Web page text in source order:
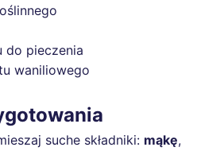
do pieczenia
waniliowego
suche składniki: mąkę,